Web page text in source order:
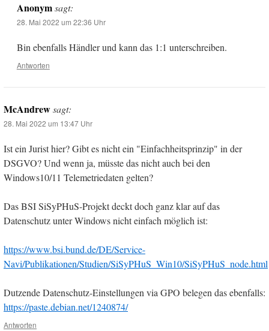
Anonym sagt:
28. Mai 2022 um 22:36 Uhr
Bin ebenfalls Händler und kann das 1:1 unterschreiben.
Antworten
McAndrewsagt:
28. Mai 2022 um 13:47 Uhr
Ist ein Jurist hier? Gibt es nicht ein "Einfachheitsprinzip" in der
DSGVO? Und wenn ja, müsste das nicht auch bei den
Windows10/11 Telemetriedaten gelten?
Das BSI SiSyPHuS-Projekt deckt doch ganz klar auf das
Datenschutz unter Windows nicht einfach möglich ist:
https://www.bsi.bund.de/DE/Service-
Navi/Publikationen/Studien/SiSyPHuS_Win10/SiSyPHuS_node.html
Dutzende Datenschutz-Einstellungen via GPO belegen das ebenfalls:
https://paste.debian.net/1240874/
Antworten